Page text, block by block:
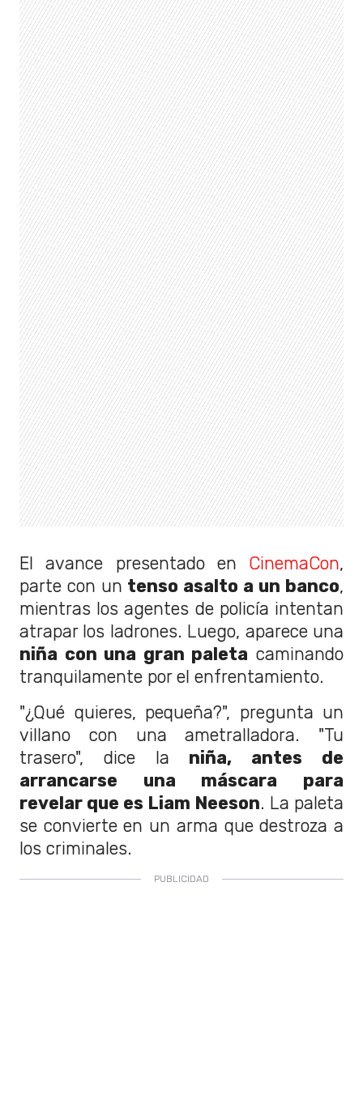
El avance presentado en CinemaCon,
parte con un tenso asalto a un banco,
mientras los agentes de policía intentan
atrapar los ladrones. Luego, aparece una
niña con una gran paleta caminando
tranquilamente por el enfrentamiento.
"¿Qué quieres, pequeña?", pregunta un
villano con una ametralladora. "Tu
trasero", dice la niña, antes de
arrancarse una máscara para
revelar que es Liam Neeson. La paleta
se convierte en un arma que destroza a
los criminales.